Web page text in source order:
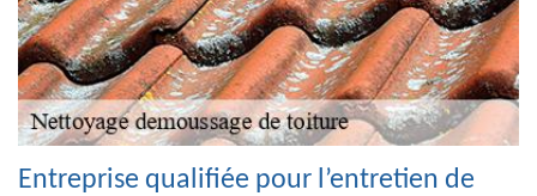
Entreprise qualifiée pour l’entretien de